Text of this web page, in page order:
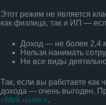
Этот режим не является
как физлица, так и ИП —
Доход — не более 2,4
Нельзя нанимать
Не все виды
Так, если вы работаете как
дохода — очень выгоден.
«Мой налог».